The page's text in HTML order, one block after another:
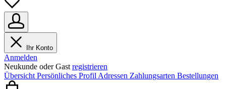
Ihr Konto
Anmelden
Neukunde oder Gast registrieren
Übersicht Persönliches Profil Adressen Zahlungsarten Bestellungen